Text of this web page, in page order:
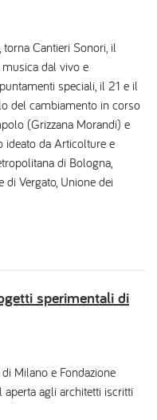
Cantieri Sonori, il
dal vivo e
speciali, il 21 e il
del cambiamento in corso
(Grizzana Morandi) e
ideato da Articolture e
di Bologna,
Vergato, Unione dei
sperimentali di
Milano e Fondazione
agli architetti iscritti